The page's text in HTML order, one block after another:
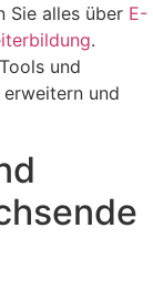
Sie alles über E-
.
und
erweitern und